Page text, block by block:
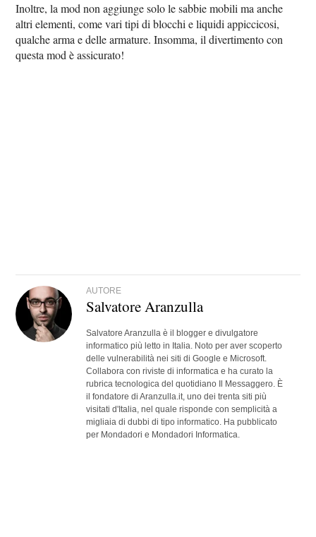
Inoltre, la mod non aggiunge solo le sabbie mobili ma anche
altri elementi, come vari tipi di blocchi e liquidi appiccicosi,
qualche arma e delle armature. Insomma, il divertimento con
questa mod è assicurato!
AUTORE
Salvatore Aranzulla
Salvatore Aranzulla è il blogger e divulgatore
informatico più letto in Italia. Noto per aver scoperto
delle vulnerabilità nei siti di Google e Microsoft.
Collabora con riviste di informatica e ha curato la
rubrica tecnologica del quotidiano Il Messaggero. È
il fondatore di Aranzulla.it, uno dei trenta siti più
visitati d'Italia, nel quale risponde con semplicità a
migliaia di dubbi di tipo informatico. Ha pubblicato
per Mondadori e Mondadori Informatica.